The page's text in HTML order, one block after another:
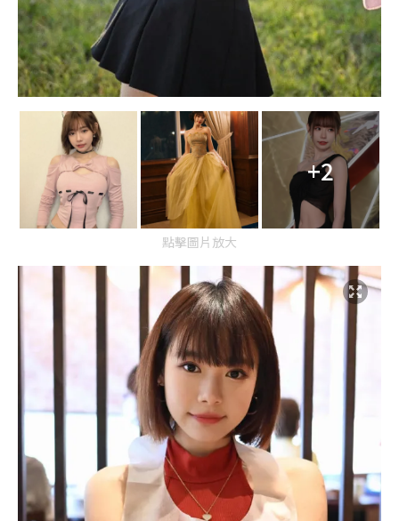
+2
點擊圖片放大